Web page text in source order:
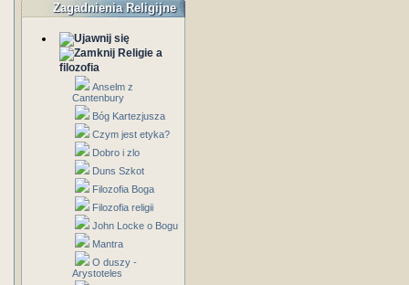
Zagadnienia Religijne
Religie a
filozofia
Anselm z
Cantenbury
Bóg Kartezjusza
Czym jest etyka?
Dobro i zlo
Duns Szkot
Filozofia Boga
Filozofia religii
John Locke o Bogu
Mantra
O duszy -
Arystoteles